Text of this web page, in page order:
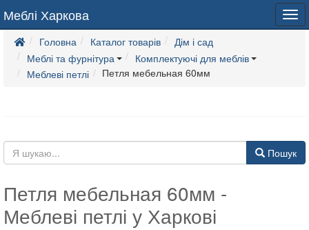
Меблі Харкова
Головна Каталог товарів
Дім і сад
Меблі та фурнітура
Комплектуючі для меблів
Меблеві петлі
Петля мебельная 60мм
Пошук
Петля мебельная 60мм -
Меблеві петлі у Харкові